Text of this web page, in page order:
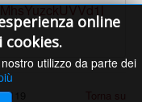
online
utilizzo da parte dei